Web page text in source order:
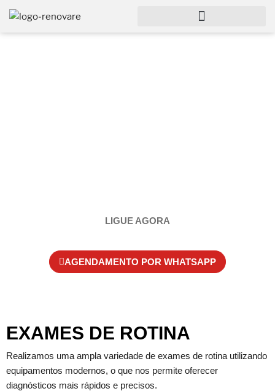
LIGUE AGORA
AGENDAMENTO POR WHATSAPP
EXAMES DE ROTINA
Realizamos uma ampla variedade de exames de rotina utilizando
equipamentos modernos, o que nos permite oferecer
diagnósticos mais rápidos e precisos.